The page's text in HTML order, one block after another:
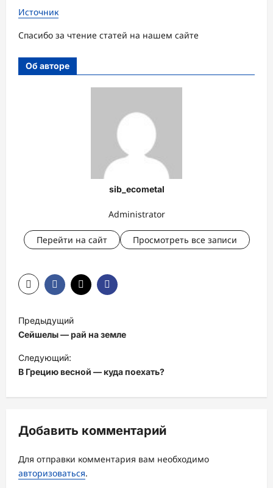
Источник
Спасибо за чтение статей на нашем сайте
Об авторе
sib_ecometal
Administrator
Перейти на сайт Просмотреть все записи
а
в
и
ц
я
з
Предыдущий
Сейшелы — рай на земле
Следующий:
В Грецию весной — куда поехать?
Добавить комментарий
Для отправки комментария вам необходимо
авторизоваться.